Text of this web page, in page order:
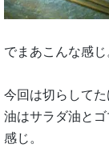
でまあこんな感じ
今回は切らしてた
油はサラダ油と
感じ。